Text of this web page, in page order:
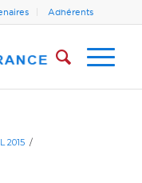
Adhérents
2015 /